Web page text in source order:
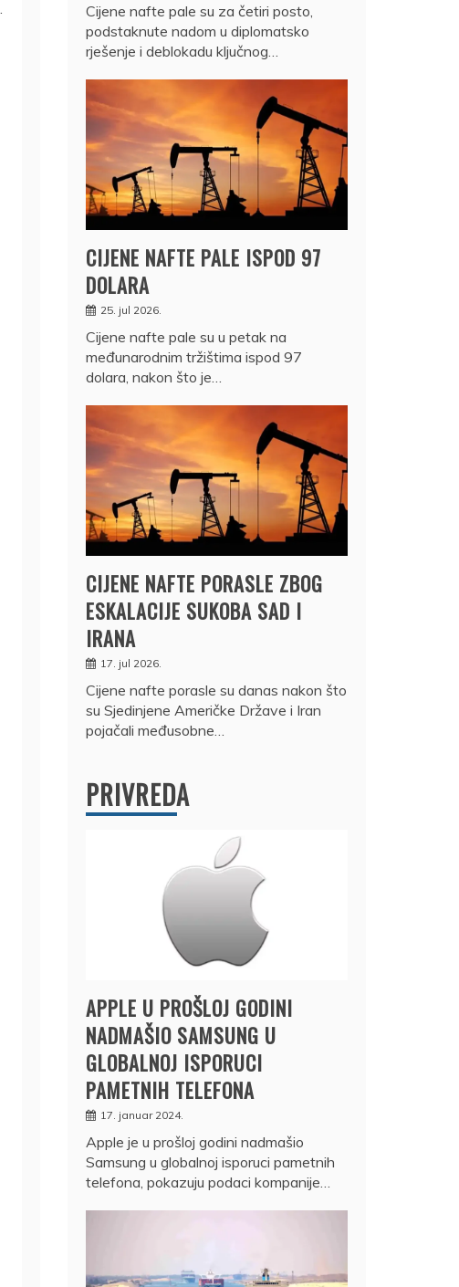
Cijene nafte pale su za četiri posto,
podstaknute nadom u diplomatsko
rješenje i deblokadu ključnog…
CIJENE NAFTE PALE ISPOD 97
DOLARA
25. jul 2026.
Cijene nafte pale su u petak na
međunarodnim tržištima ispod 97
dolara, nakon što je…
CIJENE NAFTE PORASLE ZBOG
ESKALACIJE SUKOBA SAD I
IRANA
17. jul 2026.
Cijene nafte porasle su danas nakon što
su Sjedinjene Američke Države i Iran
pojačali međusobne…
PRIVREDA
APPLE U PROŠLOJ GODINI
NADMAŠIO SAMSUNG U
GLOBALNOJ ISPORUCI
PAMETNIH TELEFONA
17. januar 2024.
Apple je u prošloj godini nadmašio
Samsung u globalnoj isporuci pametnih
telefona, pokazuju podaci kompanije…